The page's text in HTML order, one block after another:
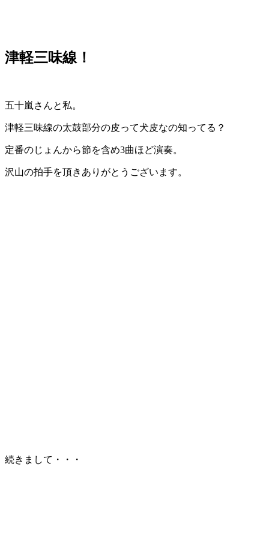
津軽三味線！
五十嵐さんと私。
津軽三味線の太鼓部分の皮って犬皮なの知ってる？
定番のじょんから節を含め3曲ほど演奏。
沢山の拍手を頂きありがとうございます。
続きまして・・・